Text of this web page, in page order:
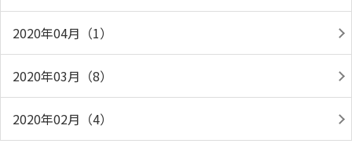
2020年04月（1）
2020年03月（8）
2020年02月（4）